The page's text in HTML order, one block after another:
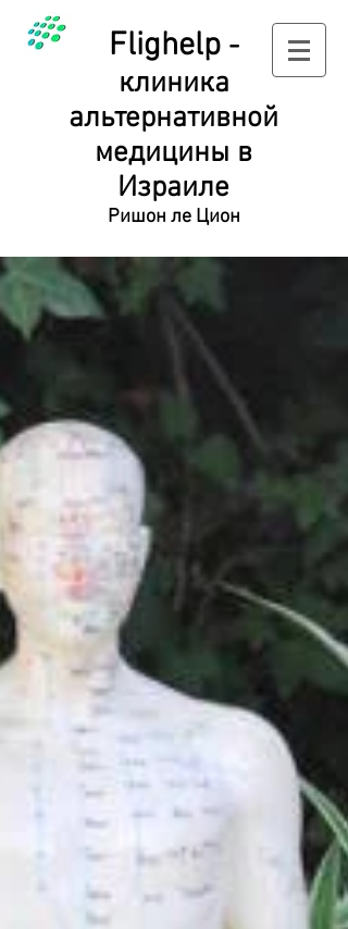
Flighelp-
клиника
альтернативной
медицины в
Израиле
Ришон ле Цион